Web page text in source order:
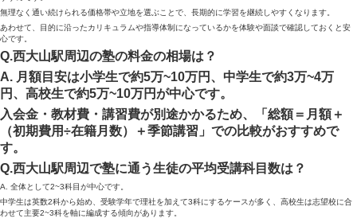
無理なく通い続けられる価格帯や立地を選ぶことで、長期的に学習を継続しやすくなります。
あわせて、目的に沿ったカリキュラムや指導体制になっているかを体験や面談で確認しておくと安
心です。
Q.西大山駅周辺の塾の料金の相場は？
A. 月額目安は小学生で約5万~10万円、中学生で約3万~4万
円、高校生で約5万~10万円が中心です。
入会金・教材費・講習費が別途かかるため、「総額＝月額＋
（初期費用÷在籍月数）＋季節講習」での比較がおすすめで
す。
Q.西大山駅周辺で塾に通う生徒の平均受講科目数は？
A. 全体として2~3科目が中心です。
中学生は英数2科から始め、受験学年で理社を加えて3科にするケースが多く、高校生は志望校に合
わせて主要2~3科を軸に編成する傾向があります。